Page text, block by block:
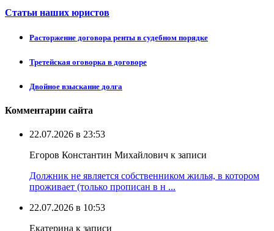
Статьи наших юристов
Расторжение договора ренты в судебном порядке
Третейская оговорка в договоре
Двойное взыскание долга
Комментарии сайта
22.07.2026 в 23:53
Егоров Константин Михайлович к записи
Должник не является собственником жилья, в котором
проживает (только прописан в н ...
22.07.2026 в 10:53
Екатерина к записи